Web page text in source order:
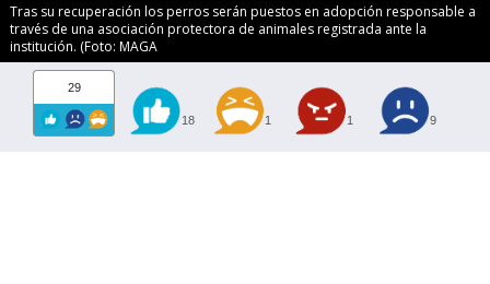
Tras su recuperación los perros serán puestos en adopción responsable a
través de una asociación protectora de animales registrada ante la
institución. (Foto: MAGA
29
18 1 1 9